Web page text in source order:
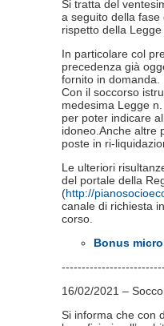
Si tratta del
a seguito della fase
rispetto della
In particolare col
precedenza già
fornito in domanda.
Con il soccorso
medesima Legge
per poter indicare
idoneo.Anche altre
poste in ri-
Le ulteriori
del portale della
(http://
canale di richiesta
corso.
Bonus
16/02/2021 –
Si informa che con